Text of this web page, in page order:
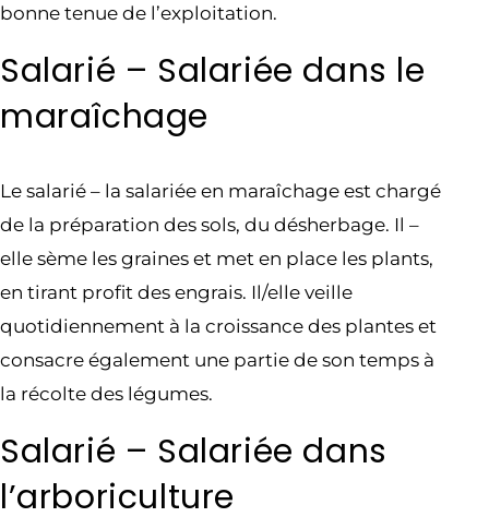
bonne tenue de l’exploitation.
Salarié – Salariée dans le
maraîchage
Le salarié – la salariée en maraîchage est chargé
de la préparation des sols, du désherbage. Il –
elle sème les graines et met en place les plants,
en tirant profit des engrais. Il/elle veille
quotidiennement à la croissance des plantes et
consacre également une partie de son temps à
la récolte des légumes.
Salarié – Salariée dans
l’arboriculture